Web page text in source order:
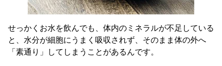
せっかくお水を飲んでも、体内のミネラルが不足している
と、水分が細胞にうまく吸収されず、そのまま体の外へ
「素通り」してしまうことがあるんです。